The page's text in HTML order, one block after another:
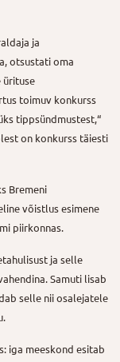
ja
otsustati oma
ürituse
toimuv konkurss
tippsündmustest,“
on konkurss täiesti
Bremeni
võistlus esimene
piirkonnas.
ja selle
Samuti lisab
selle nii osalejatele
iga meeskond esitab